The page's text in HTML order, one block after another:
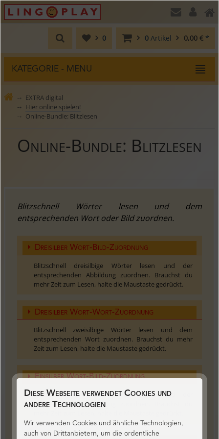
0 Artikel 0,00 € *
0
KATEGORIE - MENU
⤍ EXTRA digital
⤍ Hier online spielen!
⤍ Online-Bundle: Blitzlesen
Online-Bundle: Blitzlesen
Blitzschnell Wörter lesen und dem
entsprechenden Wort oder Bild zuordnen.
Dreisilber Wort-Bild-Zuordnung
Blitzschnell dreisilbige Wörter lesen und der
entsprechenden Abbildung zuordnen. Brauchst du
mehr Zeit zum Lesen, halte die Maustaste gedrückt.
Dreisilber Wort-Wort-Zuordnung
Blitzschnell zweisilbige Wörter lesen und dem
entsprechenden Wort zuordnen. Brauchst du mehr
Zeit zum Lesen, halte die Maustaste gedrückt.
Einsilber Wort-Bild-Zuordnung
Blitzschnell einsilbiger Wörter lesen und der
entsprechenden Abbildung zuordnen. Brauchst du
Diese Webseite verwendet Cookies und
andere Technologien
Wir verwenden Cookies und ähnliche Technologien,
auch von Drittanbietern, um die ordentliche